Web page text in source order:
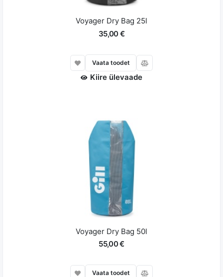
Voyager Dry Bag 25l
35,00 €
Vaata toodet
Kiire ülevaade
Voyager Dry Bag 50l
55,00 €
Vaata toodet